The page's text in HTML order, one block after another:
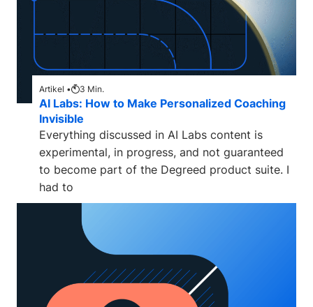
Artikel • 3 Min.
AI Labs: How to Make Personalized Coaching
Invisible
Everything discussed in AI Labs content is
experimental, in progress, and not guaranteed
to become part of the Degreed product suite. I
had to